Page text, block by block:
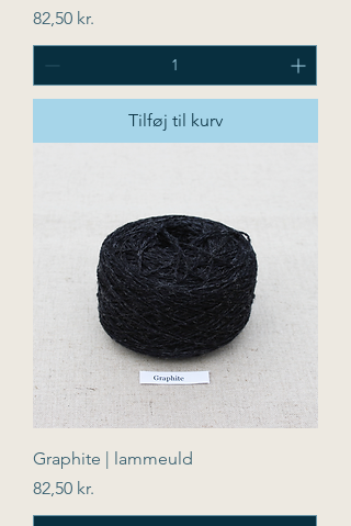
Pris
82,50 kr.
Tilføj til kurv
Graphite | lammeuld
Pris
82,50 kr.